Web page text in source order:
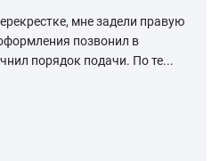
мне задели правую
позвонил в
порядок подачи. По те...